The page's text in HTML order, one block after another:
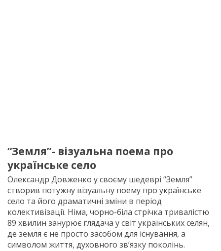
“Земля”- візуальна поема про
українське село
Олександр Довженко у своєму шедеврі “Земля”
створив потужну візуальну поему про українське
село та його драматичні зміни в період
колективізації. Німа, чорно-біла стрічка тривалістю
89 хвилин занурює глядача у світ українських селян,
де земля є не просто засобом для існування, а
символом життя, духовного зв’язку поколінь.